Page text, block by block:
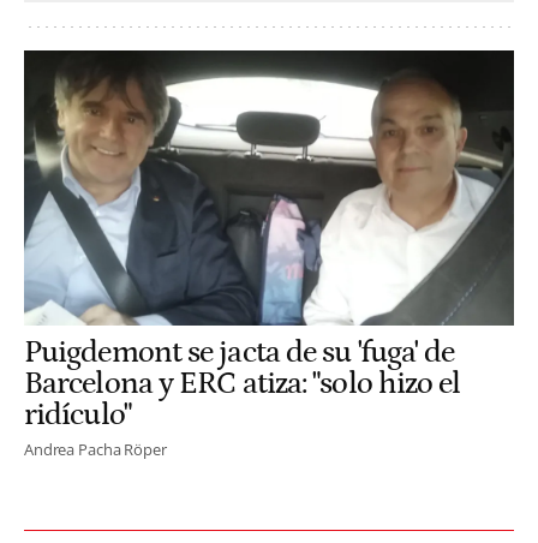
Puigdemont se jacta de su 'fuga' de
Barcelona y ERC atiza: "solo hizo el
ridículo"
Andrea Pacha Röper